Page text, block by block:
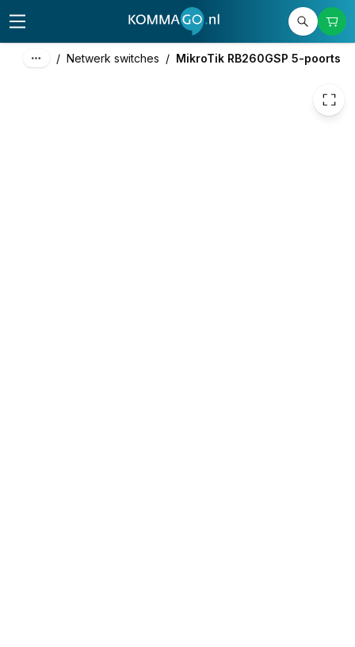
/ Netwerk switches / MikroTik RB260GSP 5-poorts
excl. btw